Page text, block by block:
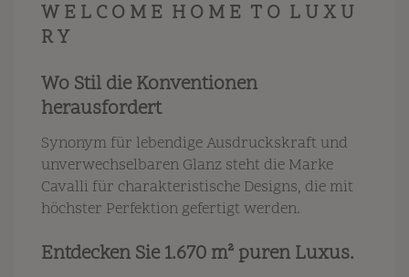
W E L C O M E H O M E T O L U X U
R Y
Wo Stil die Konventionen
herausfordert
Synonym für lebendige Ausdruckskraft und
unverwechselbaren Glanz steht die Marke
Cavalli für charakteristische Designs, die mit
höchster Perfektion gefertigt werden.
Entdecken Sie 1.670 m² puren Luxus.